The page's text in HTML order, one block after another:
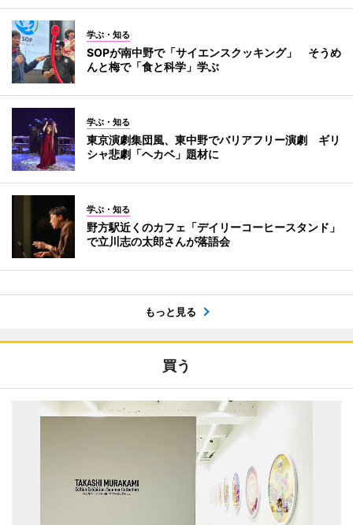
学ぶ・知る
SOPが南中野で「サイエンスクッキング」 そうめ
んと梅で「食と科学」学ぶ
学ぶ・知る
東京演劇集団風、東中野でバリアフリー演劇 ギリ
シャ悲劇「ヘカベ」題材に
学ぶ・知る
野方駅近くのカフェ「デイリーコーヒースタンド」
で立川志の太郎さんが落語会
もっと見る
買う